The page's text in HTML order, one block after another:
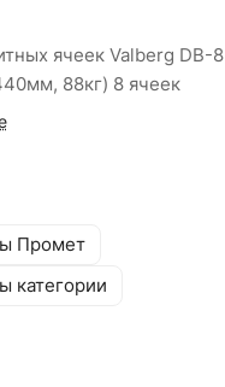
ячеек Valberg DB-8
88кг) 8 ячеек
Промет
категории